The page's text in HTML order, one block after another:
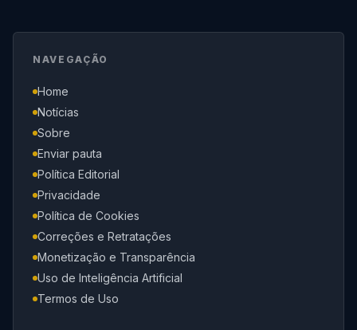
NAVEGAÇÃO
Home
Notícias
Sobre
Enviar pauta
Política Editorial
Privacidade
Política de Cookies
Correções e Retratações
Monetização e Transparência
Uso de Inteligência Artificial
Termos de Uso